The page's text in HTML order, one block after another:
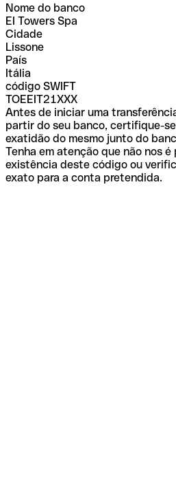
Nome do banco
EI Towers Spa
Cidade
Lissone
País
Itália
código SWIFT
TOEEIT21XXX
Antes de iniciar uma
partir do seu banco, certifique-
exatidão do mesmo junto do
Tenha em atenção que não nos
existência deste código ou
exato para a conta pretendida.